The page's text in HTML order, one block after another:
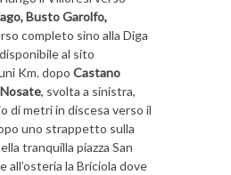
Busto Garolfo,
completo sino alla Diga
al sito
Km. dopo Castano
Nosate, svolta a sinistra,
di metri in discesa verso il
uno strappetto sulla
tranquilla piazza San
all’osteria la Briciola dove